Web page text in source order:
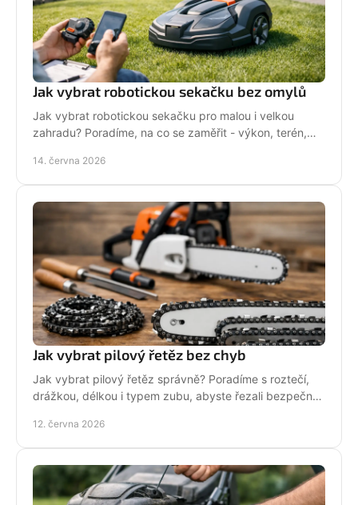
Jak vybrat robotickou sekačku bez omylů
Jak vybrat robotickou sekačku pro malou i velkou
zahradu? Poradíme, na co se zaměřit - výkon, terén,
14. června 2026
Jak vybrat pilový řetěz bez chyb
Jak vybrat pilový řetěz správně? Poradíme s roztečí,
drážkou, délkou i typem zubu, abyste řezali bezpečně,
12. června 2026